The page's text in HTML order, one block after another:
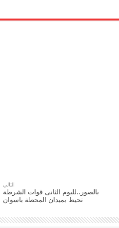
التالي
بالصور..لليوم الثانى قوات الشرطة
تحيط بميدان المحطة باسوان